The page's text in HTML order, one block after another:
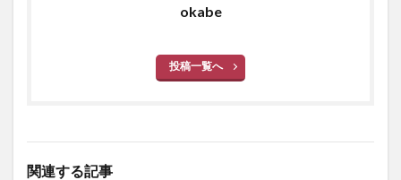
okabe
投稿一覧へ
関連する記事